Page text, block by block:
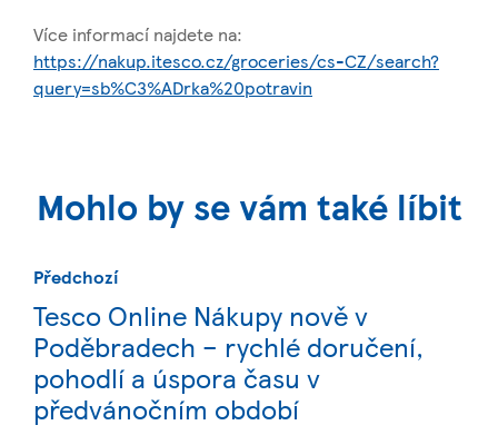
Více informací najdete na:
https://nakup.itesco.cz/groceries/cs-CZ/search?
query=sb%C3%ADrka%20potravin
Mohlo by se vám také líbit
Předchozí
Tesco Online Nákupy nově v
Poděbradech – rychlé doručení,
pohodlí a úspora času v
předvánočním období